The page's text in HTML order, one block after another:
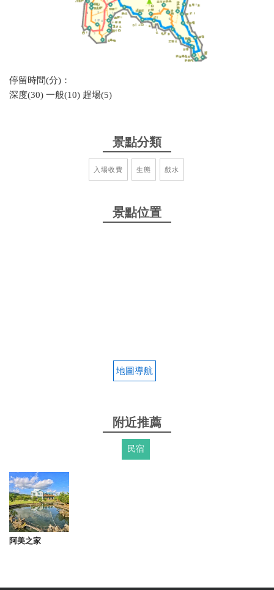
停留時間(分)：
深度(30) 一般(10) 趕場(5)
景點分類
入場收費 生態 戲水
景點位置
地圖導航
附近推薦
民宿
阿美之家